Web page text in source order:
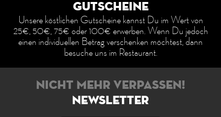
Gutscheine
Unsere köstlichen Gutscheine kannst Du im Wert von
25€, 50€, 75€ oder 100€ erwerben. Wenn Du jedoch
einen individuellen Betrag verschenken möchtest, dann
besuche uns im Restaurant.
Nicht mehr verpassen!
Newsletter